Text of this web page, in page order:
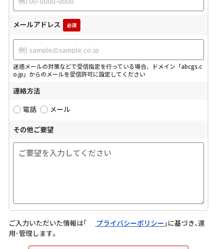
メールアドレス 必須
迷惑メールの対策などで受信指定を行っている場合、ドメイン「abcgs.c
o.jp」からのメールを受信許可に設定してください
連絡方法
電話
メール
その他ご要望
ご入力いただいた情報は｢ プライバシーポリシー ｣に基づき､運
用･管理します｡